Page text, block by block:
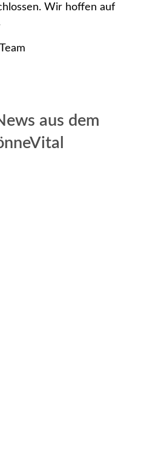
Wir hoffen auf
aus dem